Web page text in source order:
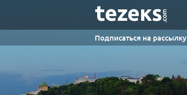
Подписаться на рассылку